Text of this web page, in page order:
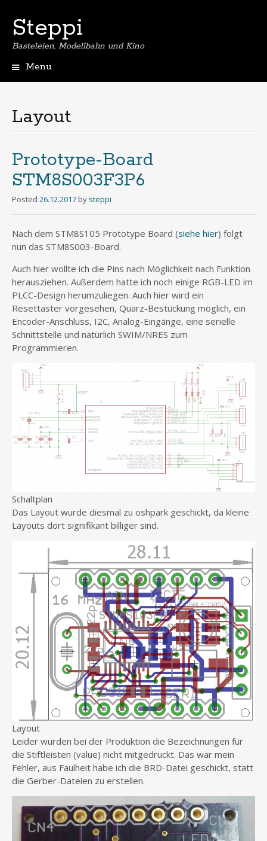
Steppi
Basteleien, Modellbahn und Kino
Menu
Layout
Prototype-Board
STM8S003F3P6
Posted 26.12.2017 by steppi
Nach dem STM8S105 Prototype Board (siehe hier) folgt
nun das STM8S003-Board.
Auch hier wollte ich die Pins nach Möglichkeit nach Funktion
herausziehen. Außerdem hatte ich noch einige RGB-LED im
PLCC-Design herumzuliegen. Auch hier wird ein
Resettaster vorgesehen, Quarz-Bestückung möglich, ein
Encoder-Anschluss, I2C, Analog-Eingänge, eine serielle
Schnittstelle und natürlich SWIM/NRES zum
Programmieren.
Schaltplan
Das Layout wurde diesmal zu oshpark geschickt, da kleine
Layouts dort signifikant billiger sind.
Layout
Leider wurden bei der Produktion die Bezeichnungen für
die Stiftleisten (value) nicht mitgedruckt. Das war mein
Fehler, aus Faulheit habe ich die BRD-Datei geschickt, statt
die Gerber-Dateien zu erstellen.